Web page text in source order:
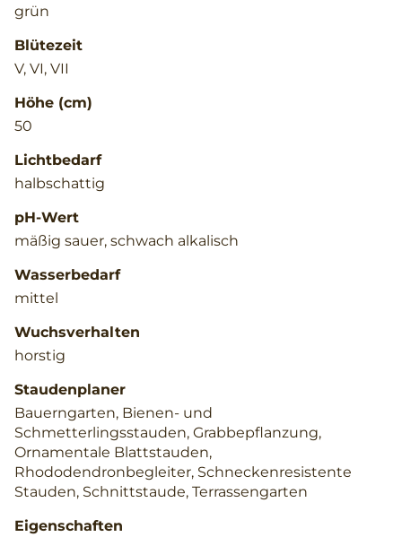
grün
Blütezeit
V, VI, VII
Höhe (cm)
50
Lichtbedarf
halbschattig
pH-Wert
mäßig sauer, schwach alkalisch
Wasserbedarf
mittel
Wuchsverhalten
horstig
Staudenplaner
Bauerngarten, Bienen- und
Schmetterlingsstauden, Grabbepflanzung,
Ornamentale Blattstauden,
Rhododendronbegleiter, Schneckenresistente
Stauden, Schnittstaude, Terrassengarten
Eigenschaften